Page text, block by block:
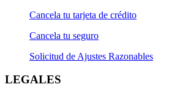
Cancela tu tarjeta de crédito
Cancela tu seguro
Solicitud de Ajustes Razonables
LEGALES